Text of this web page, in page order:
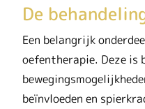
De
Een belangrijk
oefentherapie. Deze is
beïnvloeden en